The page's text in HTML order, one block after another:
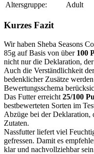
Altersgruppe:
Adult
Kurzes Fazit
Wir haben Sheba Seasons
85g auf Basis von über 100
nicht nur die Deklaration,
Auch die Verständlichkeit
bedenklicher Zusätze
Bewertungsschema
Das Futter erreicht 25/100
bestbewerteten Sorten im
Abzüge bei der Deklaration,
Zutaten.
Nassfutter liefert viel
gefressen. Damit es
klar und nachvollziehbar